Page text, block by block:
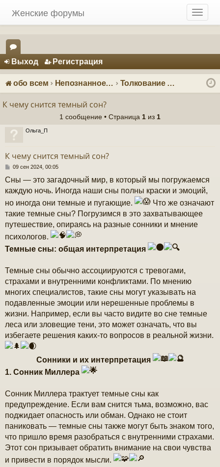
T
o
l
n
v
Женские форумы
Регистрация
ор
ум
Выход Регистрация
обо всем Непознанное: загадки и тайны Толкование снов
К чему снится темный сон?
1 сообщение • Страница 1 из 1
Ольга_П
К чему снится темный сон?
С
о
б
е
и
е
09 сен 2024, 00:05
Сны — это загадочный мир, в который мы погружаемся
каждую ночь. Иногда наши сны полны краски и эмоций,
но иногда они темные и пугающие.
Что же означают
такие темные сны? Погрузимся в это захватывающее
путешествие, опираясь на разные сонники и мнение
психологов.
Темные сны: общая интерпретация
Темные сны обычно ассоциируются с тревогами,
страхами и внутренними конфликтами. По мнению
многих специалистов, такие сны могут указывать на
подавленные эмоции или нерешенные проблемы в
жизни. Например, если вы часто видите во сне темные
леса или зловещие тени, это может означать, что вы
избегаете решения каких-то вопросов в реальной жизни.
Сонники и их интерпретация
1. Сонник Миллера
Сонник Миллера трактует темные сны как
предупреждение. Если вам снится тьма, возможно, вас
поджидает опасность или обман. Однако не стоит
паниковать — темные сны также могут быть знаком того,
что пришло время разобраться с внутренними страхами.
Этот сон призывает обратить внимание на свои чувства
и привести в порядок мысли.